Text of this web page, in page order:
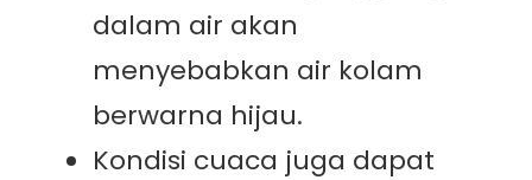
dalam air akan
menyebabkan air kolam
berwarna hijau.
Kondisi cuaca juga dapat